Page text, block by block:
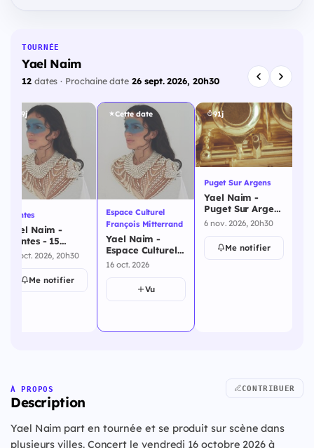
TOURNÉE
Yael Naim
12dates · Prochaine date26 sept. 2026, 20h30
69j
Nantes
Yael Naim -
Nantes - 15
octobre 2026
15 oct. 2026, 20h30
Me notifier
Cette date
Espace Culturel
François Mitterrand
Yael Naim -
Espace Culturel
François
octobre 2026
16 oct. 2026
Vu
91j
Puget Sur Argens
Yael Naim -
Puget Sur Argens
- 6 novembre
6 nov. 2026, 20h30
Me notifier
À PROPOS
Description
CONTRIBUER
Yael Naim part en tournée et se produit sur scène dans
plusieurs villes. Concert le vendredi 16 octobre 2026 à